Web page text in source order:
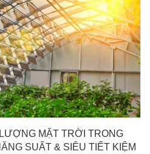
MẶT TRỜI TRONG
SUẤT & SIÊU TIẾT KIỆM